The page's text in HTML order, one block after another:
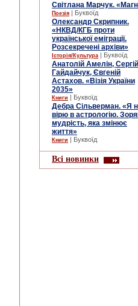
Світлана Марчук.
Поезія | Буквоїд
Олександр Скрипник.
«НКВД/КГБ проти
української еміграції.
Розсекречені архіви»
Історія/Культура | Буквоїд
Анатолій Амелін, Сергій
Гайдайчук, Євгеній
Астахов. «Візія України
2035»
Книги | Буквоїд
Дебра Сільверман. «Я
вірю в астрологію.
мудрість, яка змінює
життя»
Книги | Буквоїд
Всі новинки